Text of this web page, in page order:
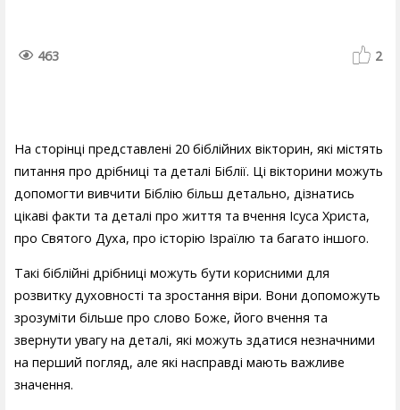
463 2
На сторінці представлені 20 біблійних вікторин, які містять
питання про дрібниці та деталі Біблії. Ці вікторини можуть
допомогти вивчити Біблію більш детально, дізнатись
цікаві факти та деталі про життя та вчення Ісуса Христа,
про Святого Духа, про історію Ізраїлю та багато іншого.
Такі біблійні дрібниці можуть бути корисними для
розвитку духовності та зростання віри. Вони допоможуть
зрозуміти більше про слово Боже, його вчення та
звернути увагу на деталі, які можуть здатися незначними
на перший погляд, але які насправді мають важливе
значення.